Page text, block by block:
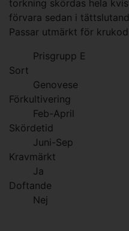
torkning skördas hela
förvara sedan i
Passar utmärkt för
Prisgrupp E
Sort
Genovese
Förkultivering
Feb-April
Skördetid
Juni-Sep
Kravmärkt
Ja
Doftande
Nej